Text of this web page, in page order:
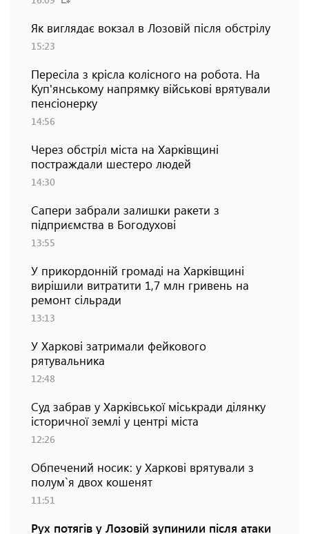
Як виглядає вокзал в Лозовій після обстрілу
15:23
Пересіла з крісла колісного на робота. На
Куп'янському напрямку військові врятували
пенсіонерку
14:56
Через обстріл міста на Харківщині
постраждали шестеро людей
14:30
Сапери забрали залишки ракети з
підприємства в Богодухові
13:55
У прикордонній громаді на Харківщині
вирішили витратити 1,7 млн гривень на
ремонт сільради
13:13
У Харкові затримали фейкового
рятувальника
12:48
Суд забрав у Харківської міськради ділянку
історичної землі у центрі міста
12:26
Обпечений носик: у Харкові врятували з
полум`я двох кошенят
11:51
Рух потягів у Лозовій зупинили після атаки